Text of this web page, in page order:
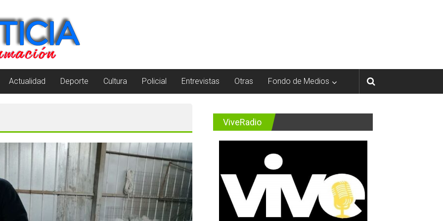
Actualidad Deporte Cultura Policial Entrevistas Otras Fondo de Medios
ViveRadio